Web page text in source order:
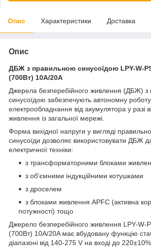
Опис Характеристики Доставка
Опис
ДБЖ з правильною синусоїдою LPY-W-
(700Вт) 10A/20A
Джерела безперебійного живлення (ДБЖ) з
синусоїдою забезпечують автономну роботу
електрообладнання від акумулятора у разі
живлення із загальної мережі.
Форма вихідної напруги у вигляді
синусоїди дозволяє використовувати ДБЖ
електричної техніки:
з трансформаторними блоками
з об'ємними індукційними котушками
з дроселем
з блоками живлення APFC (активна
потужності) тощо
Джерело безперебійного живлення LPY-W-
(700Вт) 10A/20A має вбудовану функцію
діапазоні від 140-275 V на вході до